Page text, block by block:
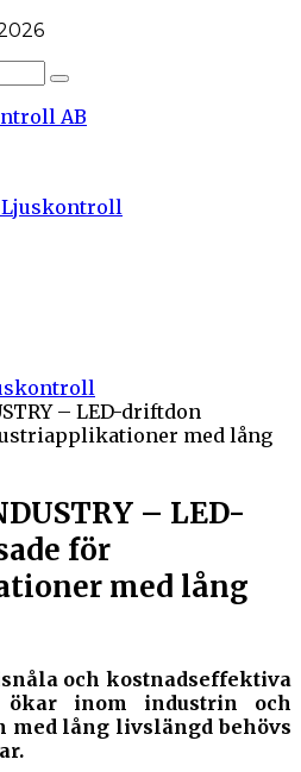
Ljuskontroll
– LED-driftdon
med lång
– LED-
för
med lång
och kostnadseffektiva
ökar inom industrin och
med lång livslängd behövs